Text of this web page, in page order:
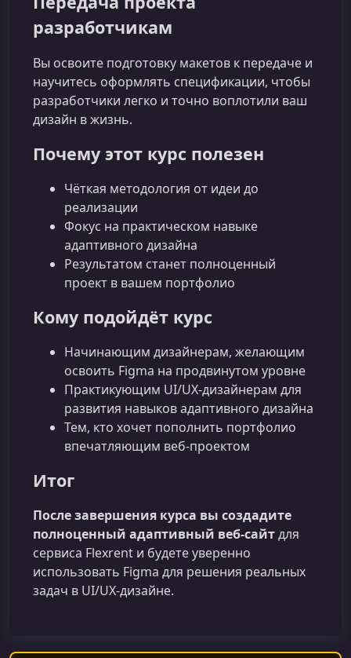
разработчикам
Вы освоите подготовку макетов к передаче и
научитесь оформлять спецификации, чтобы
разработчики легко и точно воплотили ваш
дизайн в жизнь.
Почему этот курс полезен
Чёткая методология от идеи до
реализации
Фокус на практическом навыке
адаптивного дизайна
Результатом станет полноценный
проект в вашем портфолио
Кому подойдёт курс
Начинающим дизайнерам, желающим
освоить Figma на продвинутом уровне
Практикующим UI/UX‑дизайнерам для
развития навыков адаптивного дизайна
Тем, кто хочет пополнить портфолио
впечатляющим веб‑проектом
Итог
После завершения курса вы создадите
полноценный адаптивный веб‑сайтдля
сервиса Flexrent и будете уверенно
использовать Figma для решения реальных
задач в UI/UX‑дизайне.